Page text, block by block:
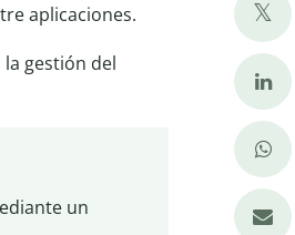
aplicaciones.
gestión del
un